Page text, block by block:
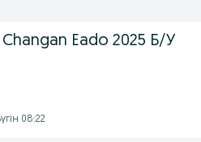
Eado 2025 Б/У
08:22